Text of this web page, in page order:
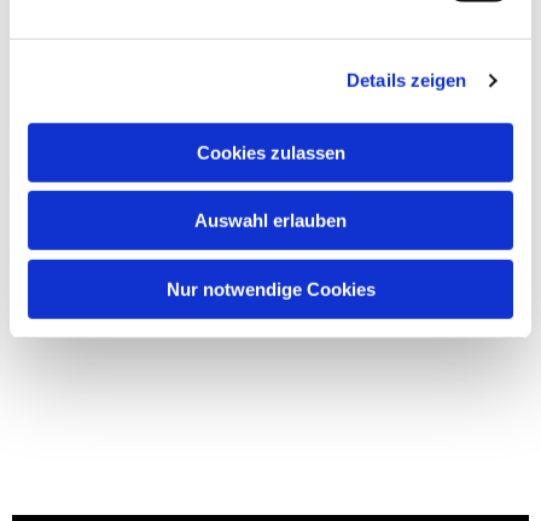
Details zeigen
Cookies zulassen
Auswahl erlauben
Nur notwendige Cookies